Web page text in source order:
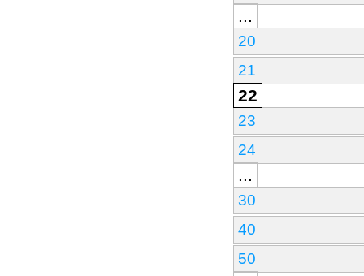
...
20
21
22
23
24
...
30
40
50